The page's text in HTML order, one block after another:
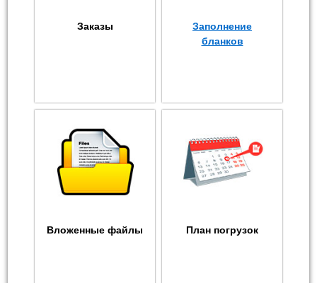
Заказы
Заполнение
бланков
Вложенные файлы План погрузок